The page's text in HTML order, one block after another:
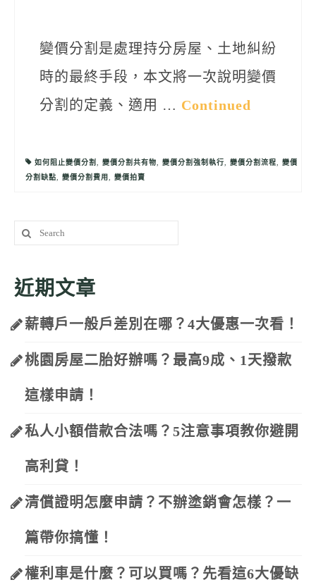
變價分割是處理持分房屋、土地糾紛
時的最終手段，本文將一次說明變價
分割的定義、適用 … Continued
如何阻止變價分割 , 變價分割共有物, 變價分割強制執行, 變價分割流程, 變價
分割缺點, 變價分割費用, 變價拍賣
Search
for:
近期文章
薪轉戶一般戶差別在哪？4大優惠一次看！
桃園房屋二胎好辦嗎？最高9成、1天撥款
這樣申請！
私人小額借款合法嗎？5注意事項教你避開
高利貸！
清償證明怎麼申請？不辦塗銷會怎樣？一
篇帶你搞懂！
權利車是什麼？可以買嗎？先看這6大優缺